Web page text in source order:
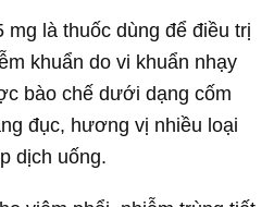
mg là thuốc dùng để điều trị
khuẩn do vi khuẩn nhạy
bào chế dưới dạng cốm
đục, hương vị nhiều loại
dịch uống.